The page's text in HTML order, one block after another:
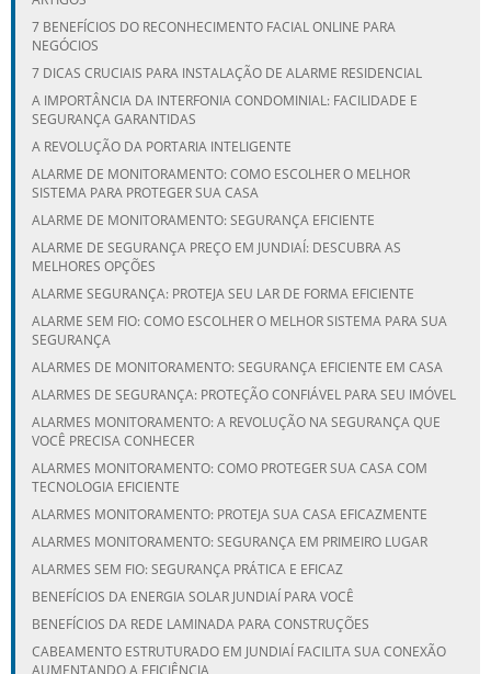
7 BENEFÍCIOS DO RECONHECIMENTO FACIAL ONLINE PARA
NEGÓCIOS
7 DICAS CRUCIAIS PARA INSTALAÇÃO DE ALARME RESIDENCIAL
A IMPORTÂNCIA DA INTERFONIA CONDOMINIAL: FACILIDADE E
SEGURANÇA GARANTIDAS
A REVOLUÇÃO DA PORTARIA INTELIGENTE
ALARME DE MONITORAMENTO: COMO ESCOLHER O MELHOR
SISTEMA PARA PROTEGER SUA CASA
ALARME DE MONITORAMENTO: SEGURANÇA EFICIENTE
ALARME DE SEGURANÇA PREÇO EM JUNDIAÍ: DESCUBRA AS
MELHORES OPÇÕES
ALARME SEGURANÇA: PROTEJA SEU LAR DE FORMA EFICIENTE
ALARME SEM FIO: COMO ESCOLHER O MELHOR SISTEMA PARA SUA
SEGURANÇA
ALARMES DE MONITORAMENTO: SEGURANÇA EFICIENTE EM CASA
ALARMES DE SEGURANÇA: PROTEÇÃO CONFIÁVEL PARA SEU IMÓVEL
ALARMES MONITORAMENTO: A REVOLUÇÃO NA SEGURANÇA QUE
VOCÊ PRECISA CONHECER
ALARMES MONITORAMENTO: COMO PROTEGER SUA CASA COM
TECNOLOGIA EFICIENTE
ALARMES MONITORAMENTO: PROTEJA SUA CASA EFICAZMENTE
ALARMES MONITORAMENTO: SEGURANÇA EM PRIMEIRO LUGAR
ALARMES SEM FIO: SEGURANÇA PRÁTICA E EFICAZ
BENEFÍCIOS DA ENERGIA SOLAR JUNDIAÍ PARA VOCÊ
BENEFÍCIOS DA REDE LAMINADA PARA CONSTRUÇÕES
CABEAMENTO ESTRUTURADO EM JUNDIAÍ FACILITA SUA CONEXÃO